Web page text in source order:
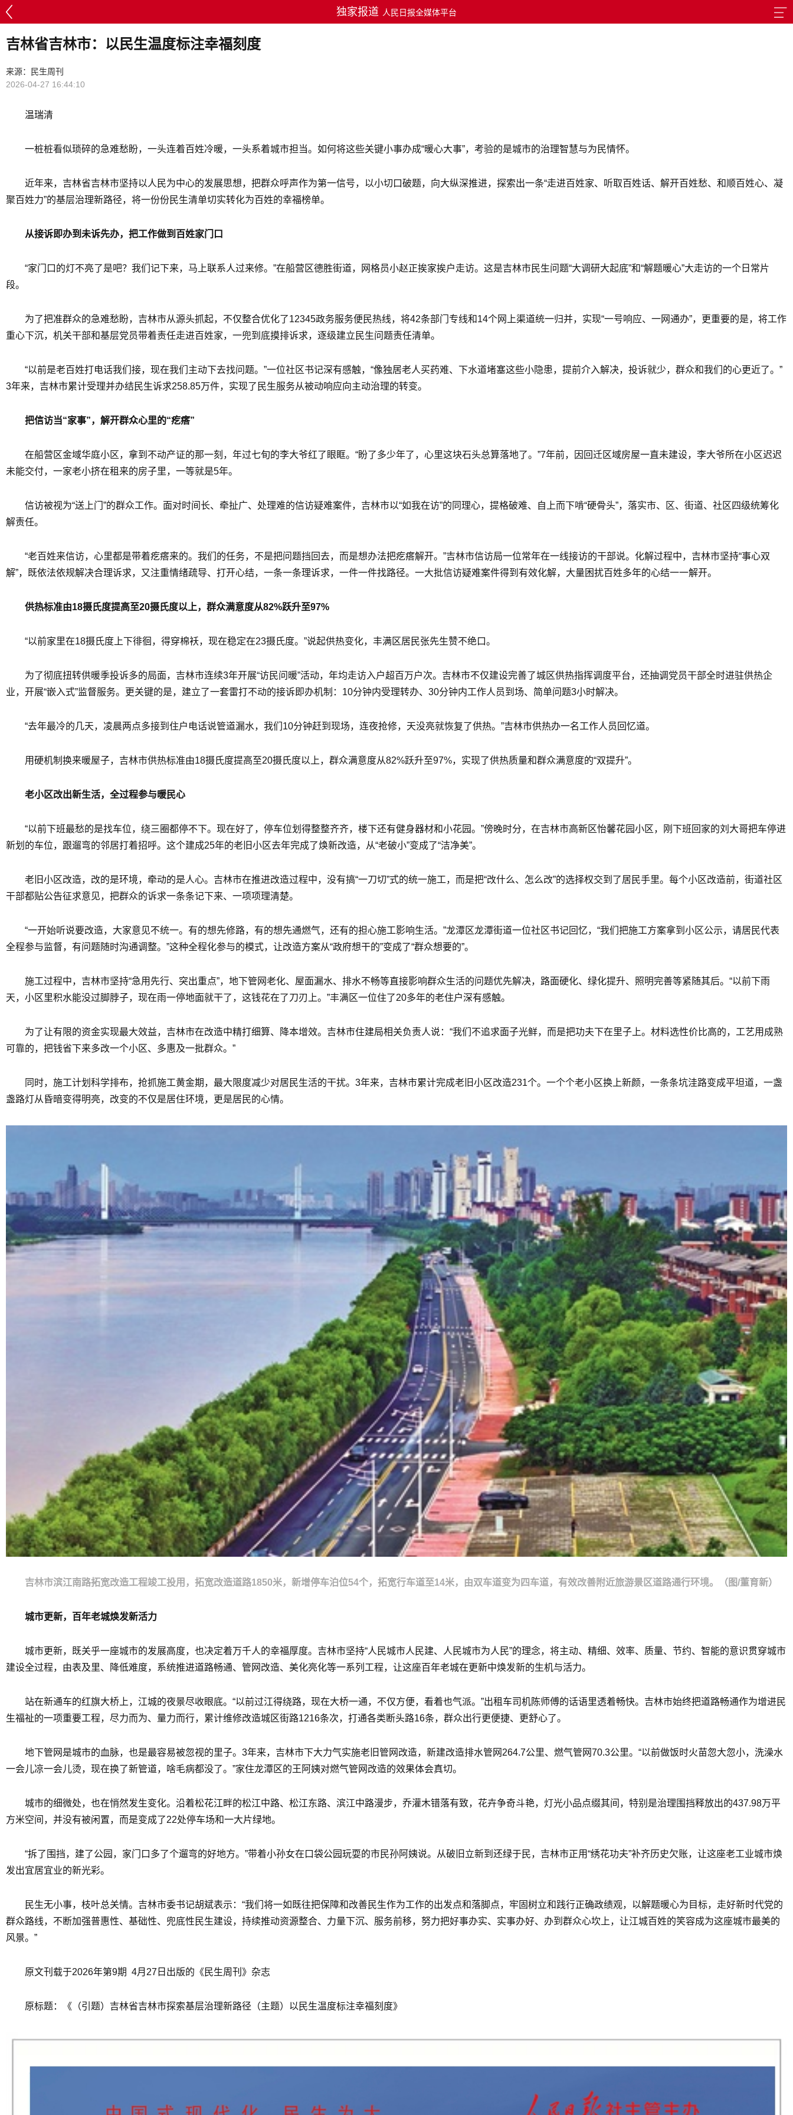
独家报道 人民日报全媒体平台
吉林省吉林市：以民生温度标注幸福刻度
来源：民生周刊
2026-04-27 16:44:10
温瑞清
一桩桩看似琐碎的急难愁盼，一头连着百姓冷暖，一头系着城市担当。如何将这些关键小事办成“暖心大事”，考验的是城市的治理智慧与为民情怀。
近年来，吉林省吉林市坚持以人民为中心的发展思想，把群众呼声作为第一信号，以小切口破题，向大纵深推进，探索出一条“走进百姓家、听取百姓话、解开百姓愁、和顺百姓心、凝
聚百姓力”的基层治理新路径，将一份份民生清单切实转化为百姓的幸福榜单。
从接诉即办到未诉先办，把工作做到百姓家门口
“家门口的灯不亮了是吧？我们记下来，马上联系人过来修。”在船营区德胜街道，网格员小赵正挨家挨户走访。这是吉林市民生问题“大调研大起底”和“解题暖心”大走访的一个日常片
段。
为了把准群众的急难愁盼，吉林市从源头抓起，不仅整合优化了12345政务服务便民热线，将42条部门专线和14个网上渠道统一归并，实现“一号响应、一网通办”，更重要的是，将工作
重心下沉，机关干部和基层党员带着责任走进百姓家，一兜到底摸排诉求，逐级建立民生问题责任清单。
“以前是老百姓打电话我们接，现在我们主动下去找问题。”一位社区书记深有感触，“像独居老人买药难、下水道堵塞这些小隐患，提前介入解决，投诉就少，群众和我们的心更近了。”
3年来，吉林市累计受理并办结民生诉求258.85万件，实现了民生服务从被动响应向主动治理的转变。
把信访当“家事”，解开群众心里的“疙瘩”
在船营区金域华庭小区，拿到不动产证的那一刻，年过七旬的李大爷红了眼眶。“盼了多少年了，心里这块石头总算落地了。”7年前，因回迁区域房屋一直未建设，李大爷所在小区迟迟
未能交付，一家老小挤在租来的房子里，一等就是5年。
信访被视为“送上门”的群众工作。面对时间长、牵扯广、处理难的信访疑难案件，吉林市以“如我在访”的同理心，提格破难、自上而下啃“硬骨头”，落实市、区、街道、社区四级统筹化
解责任。
“老百姓来信访，心里都是带着疙瘩来的。我们的任务，不是把问题挡回去，而是想办法把疙瘩解开。”吉林市信访局一位常年在一线接访的干部说。化解过程中，吉林市坚持“事心双
解”，既依法依规解决合理诉求，又注重情绪疏导、打开心结，一条一条理诉求，一件一件找路径。一大批信访疑难案件得到有效化解，大量困扰百姓多年的心结一一解开。
供热标准由18摄氏度提高至20摄氏度以上，群众满意度从82%跃升至97%
“以前家里在18摄氏度上下徘徊，得穿棉袄，现在稳定在23摄氏度。”说起供热变化，丰满区居民张先生赞不绝口。
为了彻底扭转供暖季投诉多的局面，吉林市连续3年开展“访民问暖”活动，年均走访入户超百万户次。吉林市不仅建设完善了城区供热指挥调度平台，还抽调党员干部全时进驻供热企
业，开展“嵌入式”监督服务。更关键的是，建立了一套雷打不动的接诉即办机制：10分钟内受理转办、30分钟内工作人员到场、简单问题3小时解决。
“去年最冷的几天，凌晨两点多接到住户电话说管道漏水，我们10分钟赶到现场，连夜抢修，天没亮就恢复了供热。”吉林市供热办一名工作人员回忆道。
用硬机制换来暖屋子，吉林市供热标准由18摄氏度提高至20摄氏度以上，群众满意度从82%跃升至97%，实现了供热质量和群众满意度的“双提升”。
老小区改出新生活，全过程参与暖民心
“以前下班最愁的是找车位，绕三圈都停不下。现在好了，停车位划得整整齐齐，楼下还有健身器材和小花园。”傍晚时分，在吉林市高新区怡馨花园小区，刚下班回家的刘大哥把车停进
新划的车位，跟遛弯的邻居打着招呼。这个建成25年的老旧小区去年完成了焕新改造，从“老破小”变成了“洁净美”。
老旧小区改造，改的是环境，牵动的是人心。吉林市在推进改造过程中，没有搞“一刀切”式的统一施工，而是把“改什么、怎么改”的选择权交到了居民手里。每个小区改造前，街道社区
干部都贴公告征求意见，把群众的诉求一条条记下来、一项项理清楚。
“一开始听说要改造，大家意见不统一。有的想先修路，有的想先通燃气，还有的担心施工影响生活。”龙潭区龙潭街道一位社区书记回忆，“我们把施工方案拿到小区公示，请居民代表
全程参与监督，有问题随时沟通调整。”这种全程化参与的模式，让改造方案从“政府想干的”变成了“群众想要的”。
施工过程中，吉林市坚持“急用先行、突出重点”，地下管网老化、屋面漏水、排水不畅等直接影响群众生活的问题优先解决，路面硬化、绿化提升、照明完善等紧随其后。“以前下雨
天，小区里积水能没过脚脖子，现在雨一停地面就干了，这钱花在了刀刃上。”丰满区一位住了20多年的老住户深有感触。
为了让有限的资金实现最大效益，吉林市在改造中精打细算、降本增效。吉林市住建局相关负责人说：“我们不追求面子光鲜，而是把功夫下在里子上。材料选性价比高的，工艺用成熟
可靠的，把钱省下来多改一个小区、多惠及一批群众。”
同时，施工计划科学排布，抢抓施工黄金期，最大限度减少对居民生活的干扰。3年来，吉林市累计完成老旧小区改造231个。一个个老小区换上新颜，一条条坑洼路变成平坦道，一盏
盏路灯从昏暗变得明亮，改变的不仅是居住环境，更是居民的心情。
吉林市滨江南路拓宽改造工程竣工投用，拓宽改造道路1850米，新增停车泊位54个，拓宽行车道至14米，由双车道变为四车道，有效改善附近旅游景区道路通行环境。（图/董育新）
城市更新，百年老城焕发新活力
城市更新，既关乎一座城市的发展高度，也决定着万千人的幸福厚度。吉林市坚持“人民城市人民建、人民城市为人民”的理念，将主动、精细、效率、质量、节约、智能的意识贯穿城市
建设全过程，由表及里、降低难度，系统推进道路畅通、管网改造、美化亮化等一系列工程，让这座百年老城在更新中焕发新的生机与活力。
站在新通车的红旗大桥上，江城的夜景尽收眼底。“以前过江得绕路，现在大桥一通，不仅方便，看着也气派。”出租车司机陈师傅的话语里透着畅快。吉林市始终把道路畅通作为增进民
生福祉的一项重要工程，尽力而为、量力而行，累计维修改造城区街路1216条次，打通各类断头路16条，群众出行更便捷、更舒心了。
地下管网是城市的血脉，也是最容易被忽视的里子。3年来，吉林市下大力气实施老旧管网改造，新建改造排水管网264.7公里、燃气管网70.3公里。“以前做饭时火苗忽大忽小，洗澡水
一会儿凉一会儿烫，现在换了新管道，啥毛病都没了。”家住龙潭区的王阿姨对燃气管网改造的效果体会真切。
城市的细微处，也在悄然发生变化。沿着松花江畔的松江中路、松江东路、滨江中路漫步，乔灌木错落有致，花卉争奇斗艳，灯光小品点缀其间，特别是治理围挡释放出的437.98万平
方米空间，并没有被闲置，而是变成了22处停车场和一大片绿地。
“拆了围挡，建了公园，家门口多了个遛弯的好地方。”带着小孙女在口袋公园玩耍的市民孙阿姨说。从破旧立新到还绿于民，吉林市正用“绣花功夫”补齐历史欠账，让这座老工业城市焕
发出宜居宜业的新光彩。
民生无小事，枝叶总关情。吉林市委书记胡斌表示：“我们将一如既往把保障和改善民生作为工作的出发点和落脚点，牢固树立和践行正确政绩观，以解题暖心为目标，走好新时代党的
群众路线，不断加强普惠性、基础性、兜底性民生建设，持续推动资源整合、力量下沉、服务前移，努力把好事办实、实事办好、办到群众心坎上，让江城百姓的笑容成为这座城市最美的
风景。”
原文刊载于2026年第9期 4月27日出版的《民生周刊》杂志
原标题：《（引题）吉林省吉林市探索基层治理新路径（主题）以民生温度标注幸福刻度》